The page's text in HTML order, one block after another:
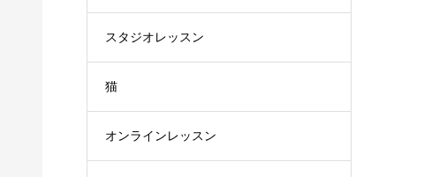
スタジオレッスン
猫
オンラインレッスン